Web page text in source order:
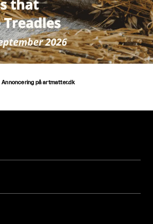
Annoncering på artmatter.dk